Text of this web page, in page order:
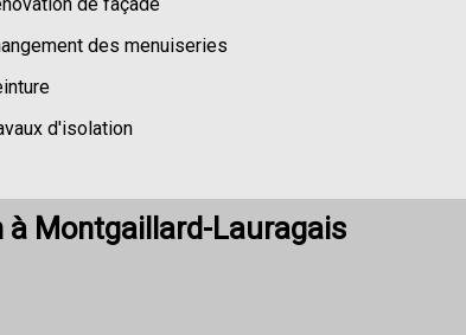
des menuiseries
d'isolation
à Montgaillard-Lauragais